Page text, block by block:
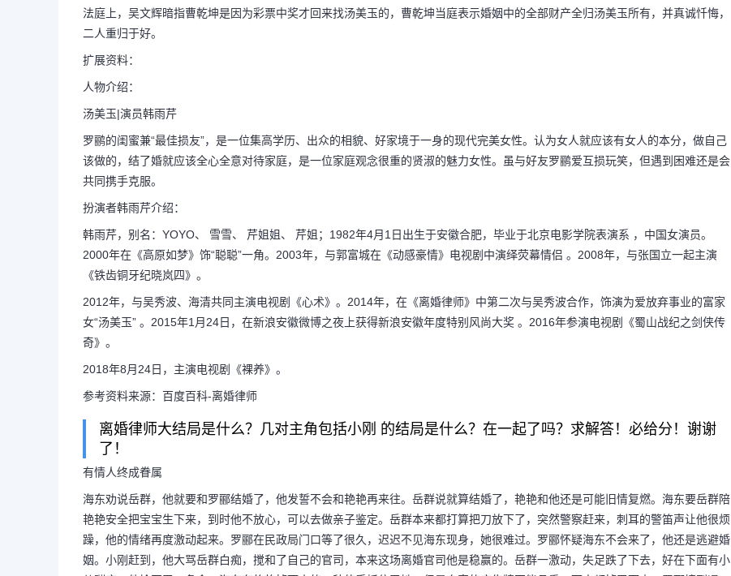
法庭上，吴文辉暗指曹乾坤是因为彩票中奖才回来找汤美玉的，曹乾坤当庭表示婚姻中的全部财产全归汤美玉所有，并真诚忏悔，
二人重归于好。
扩展资料：
人物介绍：
汤美玉|演员韩雨芹
罗鹂的闺蜜兼“最佳损友”，是一位集高学历、出众的相貌、好家境于一身的现代完美女性。认为女人就应该有女人的本分，做自己
该做的，结了婚就应该全心全意对待家庭，是一位家庭观念很重的贤淑的魅力女性。虽与好友罗鹂爱互损玩笑，但遇到困难还是会
共同携手克服。
扮演者韩雨芹介绍：
韩雨芹，别名：YOYO、 雪雪、 芹姐姐、 芹姐；1982年4月1日出生于安徽合肥，毕业于北京电影学院表演系 ，中国女演员。
2000年在《高原如梦》饰“聪聪”一角。2003年，与郭富城在《动感豪情》电视剧中演绎荧幕情侣 。2008年，与张国立一起主演
《铁齿铜牙纪晓岚四》。
2012年，与吴秀波、海清共同主演电视剧《心术》。2014年，在《离婚律师》中第二次与吴秀波合作，饰演为爱放弃事业的富家
女“汤美玉” 。2015年1月24日，在新浪安徽微博之夜上获得新浪安徽年度特别风尚大奖 。2016年参演电视剧《蜀山战纪之剑侠传
奇》。
2018年8月24日，主演电视剧《裸养》。
参考资料来源：百度百科-离婚律师
离婚律师大结局是什么？几对主角包括小刚 的结局是什么？在一起了吗？求解答！必给分！谢谢
了！
有情人终成眷属
海东劝说岳群，他就要和罗郦结婚了，他发誓不会和艳艳再来往。岳群说就算结婚了，艳艳和他还是可能旧情复燃。海东要岳群陪
艳艳安全把宝宝生下来，到时他不放心，可以去做亲子鉴定。岳群本来都打算把刀放下了，突然警察赶来，刺耳的警笛声让他很烦
躁，他的情绪再度激动起来。罗郦在民政局门口等了很久，迟迟不见海东现身，她很难过。罗郦怀疑海东不会来了，他还是逃避婚
姻。小刚赶到，他大骂岳群白痴，搅和了自己的官司，本来这场离婚官司他是稳赢的。岳群一激动，失足跌了下去，好在下面有小
长按图片识别二维码阅读更多